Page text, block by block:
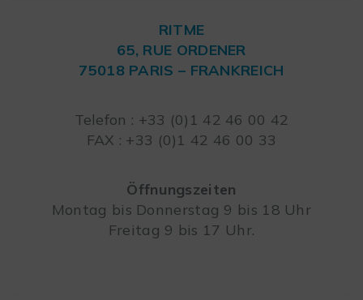
RITME
65, RUE ORDENER
75018 PARIS – FRANKREICH
Telefon : +33 (0)1 42 46 00 42
FAX : +33 (0)1 42 46 00 33
Öffnungszeiten
Montag bis Donnerstag 9 bis 18 Uhr
Freitag 9 bis 17 Uhr.